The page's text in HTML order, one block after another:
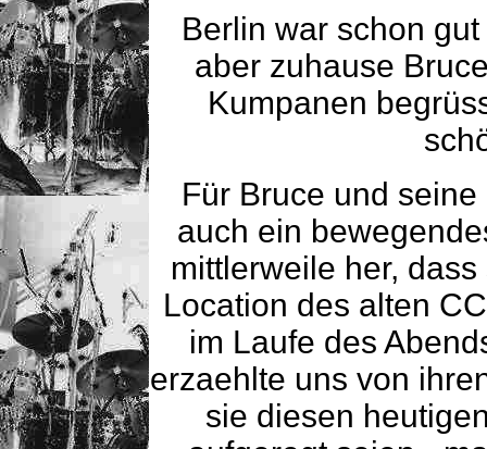
Berlin war schon
aber zuhause
Kumpanen
Für Bruce und
auch ein
mittlerweile her,
Location des alten
im Laufe des
erzaehlte uns von
sie diesen